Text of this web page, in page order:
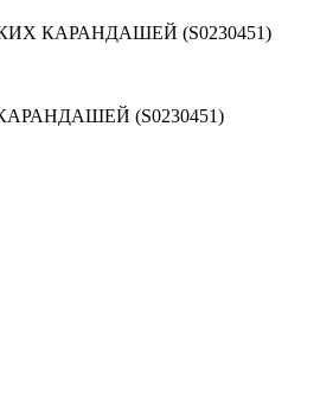
КАРАНДАШЕЙ (S0230451)
(S0230451)